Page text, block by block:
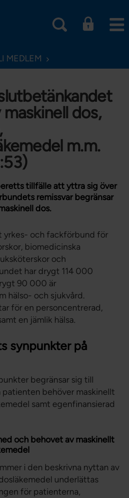
MEDLEM
dos,
m.m.
tillfälle att yttra sig över
remissvar begränsar
dos.
yrkes- och fackförbund för
biomedicinska
och
har drygt 114 000
90 000 är
hälso- och sjukvård.
för en personcentrerad,
en jämlik hälsa.
synpunkter på
begränsar sig till
behöver maskinellt
samt egenfinansierad
och behovet av maskinellt
i den beskrivna nyttan av
underlättas
för patienterna,